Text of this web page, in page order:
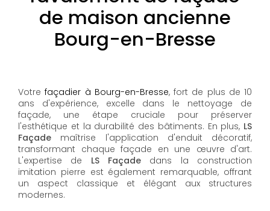
de maison ancienne
Bourg-en-Bresse
Votrefaçadier à Bourg-en-Bresse, fort de plus de 10
ans d'expérience, excelle dans le nettoyage de
façade, une étape cruciale pour préserver
l'esthétique et la durabilité des bâtiments. En plus, LS
Façade maîtrise l'application d'enduit décoratif,
transformant chaque façade en une œuvre d'art.
L'expertise de LS Façade dans la construction
imitation pierre est également remarquable, offrant
un aspect classique et élégant aux structures
modernes.